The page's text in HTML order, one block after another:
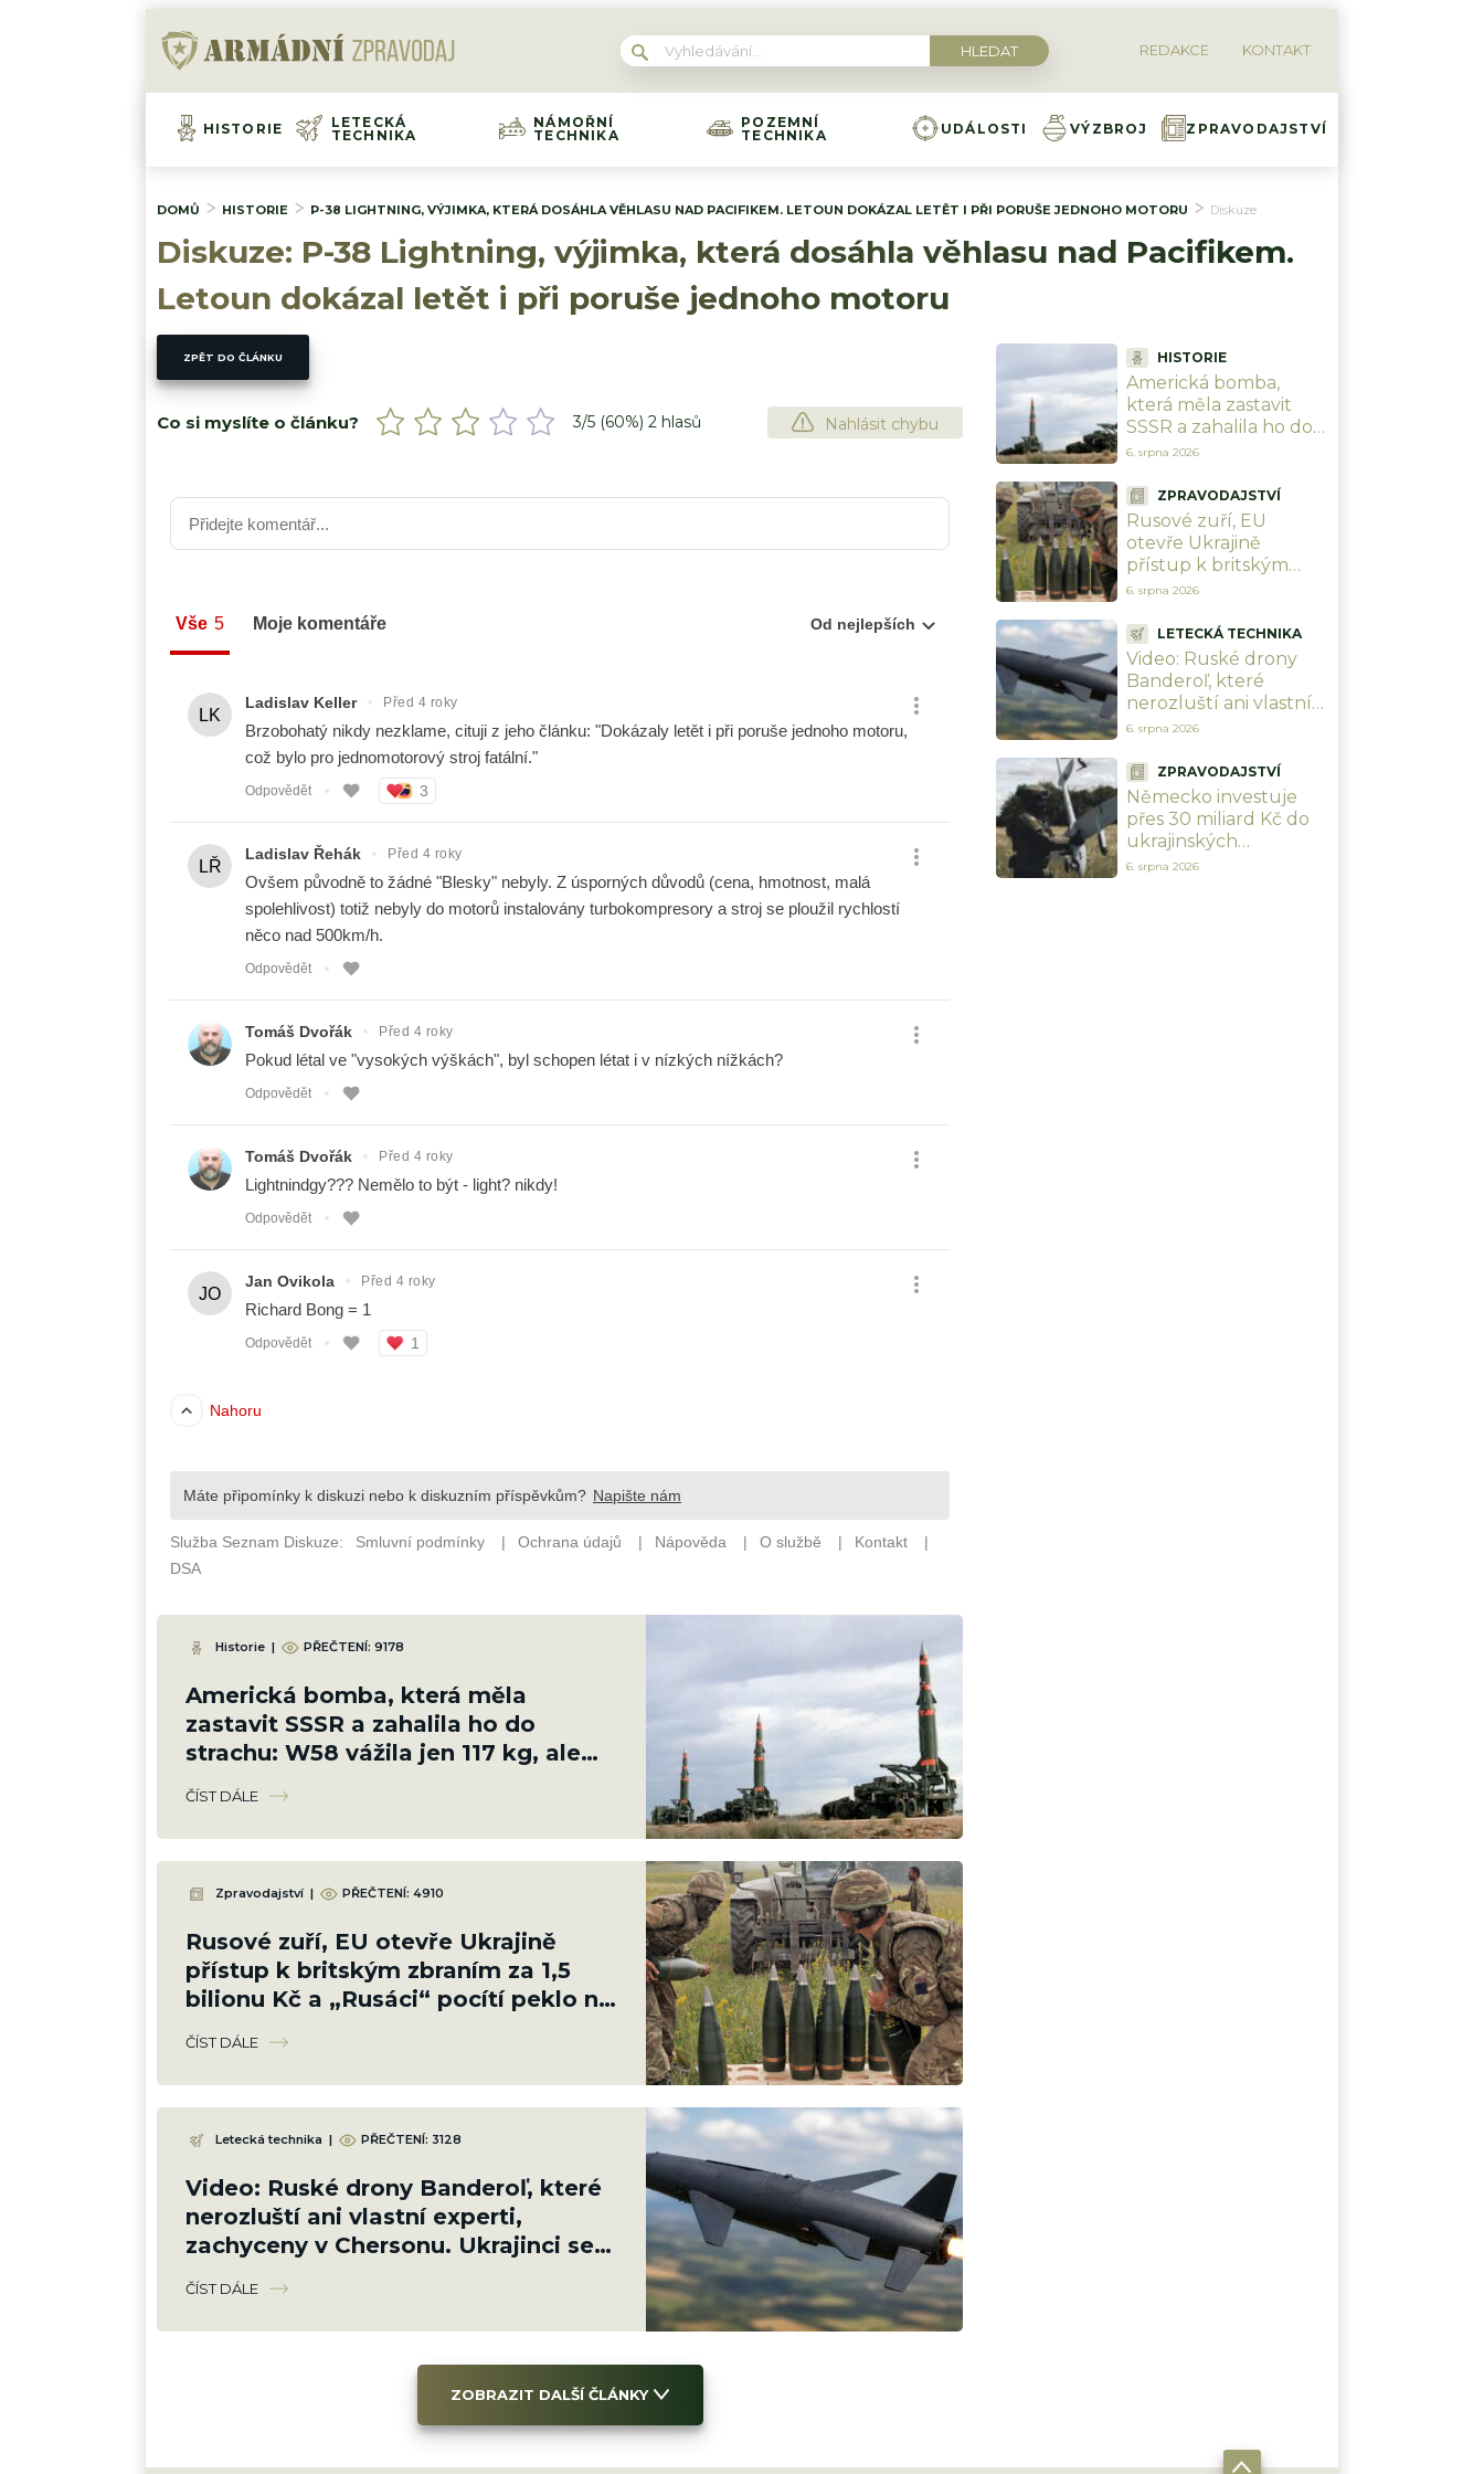
REDAKCE KONTAKT
HISTORIE
LETECKÁ
TECHNIKA
NÁMOŘNÍ
TECHNIKA
POZEMNÍ
TECHNIKA
UDÁLOSTI VÝZBROJ ZPRAVODAJSTVÍ
DOMŮ HISTORIE P-38 LIGHTNING, VÝJIMKA, KTERÁ DOSÁHLA VĚHLASU NAD PACIFIKEM. LETOUN DOKÁZAL LETĚT I PŘI PORUŠE JEDNOHO MOTORU Diskuze
Diskuze: P-38 Lightning, výjimka, která dosáhla věhlasu nad Pacifikem.
Letoun dokázal letět i při poruše jednoho motoru
ZPĚT DO ČLÁNKU
Co si myslíte o článku? 3/5 (60%) 2 hlasů Nahlásit chybu
Historie | PŘEČTENÍ: 9178
Americká bomba, která měla
zastavit SSSR a zahalila ho do
strachu: W58 vážila jen 117 kg, ale
měla sílu 200 kilotun
ČÍST DÁLE
Zpravodajství | PŘEČTENÍ: 4910
Rusové zuří, EU otevře Ukrajině
přístup k britským zbraním za 1,5
bilionu Kč a „Rusáci“ pocítí peklo na
zemi
ČÍST DÁLE
Letecká technika | PŘEČTENÍ: 3128
Video: Ruské drony Banderoľ, které
nerozluští ani vlastní experti,
zachyceny v Chersonu. Ukrajinci se
proti ni neumí bránit
ČÍST DÁLE
ZOBRAZIT DALŠÍ ČLÁNKY
HISTORIE
Americká bomba,
která měla zastavit
SSSR a zahalila ho do
strachu: W58 vážila jen
200 kilotun
6. srpna 2026
ZPRAVODAJSTVÍ
Rusové zuří, EU
otevře Ukrajině
přístup k britským
zbraním za 1,5 bilionu
peklo na zemi
6. srpna 2026
LETECKÁ TECHNIKA
Video: Ruské drony
Banderoľ, které
nerozluští ani vlastní
experti, zachyceny v
proti ni neumí bránit
6. srpna 2026
ZPRAVODAJSTVÍ
Německo investuje
přes 30 miliard Kč do
ukrajinských
zbrojovek. Chce
6. srpna 2026